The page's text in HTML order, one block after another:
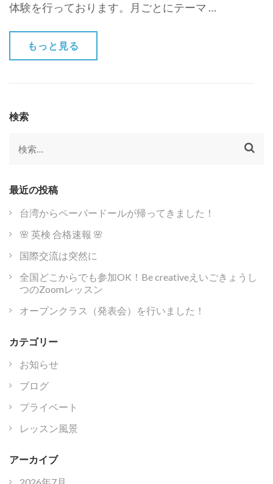
体験を行っております。月ごとにテーマ …
もっと見る
検索
検
最近の投稿
台湾からペーパードールが帰ってきました！
🌸 英検 合格速報 🌸
国際交流は突然に
全国どこからでも参加OK！Be creativeえいごきょうし
つのZoomレッスン
オープンクラス（発表会）を行いました！
カテゴリー
お知らせ
ブログ
プライベート
レッスン風景
アーカイブ